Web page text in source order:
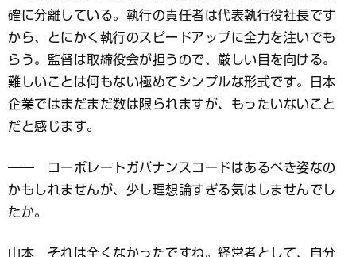
確に分離している。執行の責任者は代表執行役社長です
から、とにかく執行のスピードアップに全力を注いでも
らう。監督は取締役会が担うので、厳しい目を向ける。
難しいことは何もない極めてシンプルな形式です。日本
企業ではまだまだ数は限られますが、もったいないこと
だと感じます。
―― コーポレートガバナンスコードはあるべき姿なの
かもしれませんが、少し理想論すぎる気はしませんでし
たか。
山本 それは全くなかったですね。経営者として、自分